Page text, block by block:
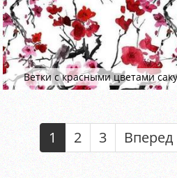
Ветки с красными цветами
1 2 3 Вперед